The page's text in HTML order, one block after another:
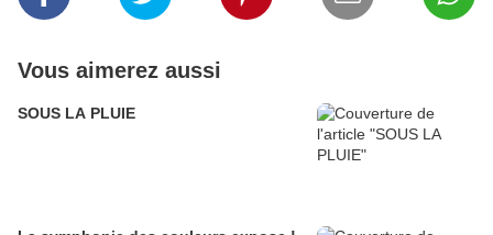
Vous aimerez aussi
SOUS LA PLUIE